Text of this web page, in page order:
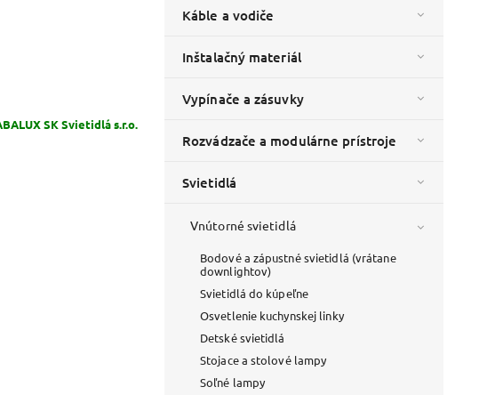
Káble a vodiče
Inštalačný materiál
Vypínače a zásuvky
Rozvádzače a modulárne prístroje
Svietidlá
Vnútorné svietidlá
Bodové a zápustné svietidlá (vrátane
downlightov)
Svietidlá do kúpeľne
Osvetlenie kuchynskej linky
Detské svietidlá
Stojace a stolové lampy
Soľné lampy
SK Svietidlá s.r.o.